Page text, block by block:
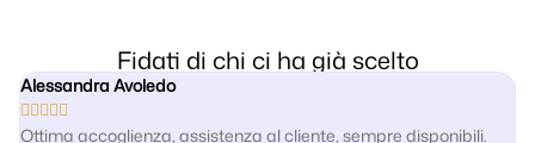
Fidati di chi ci ha già scelto
Roberto Pasqualotto

Piú che positiva , dalla visione dell'auto in concessionaria, per la